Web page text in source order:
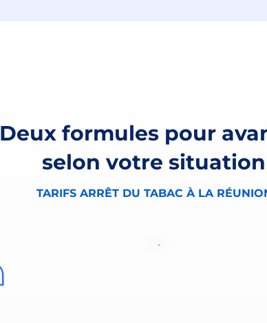
formules pour
selon votre situation
TARIFS ARRÊT DU TABAC À LA